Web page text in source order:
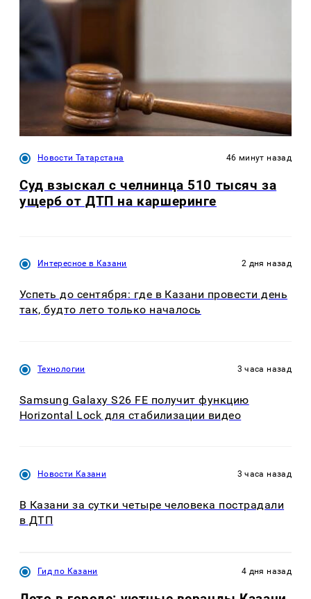
Новости Татарстана 46 минут назад
Суд взыскал с челнинца 510 тысяч за
ущерб от ДТП на каршеринге
Интересное в Казани 2 дня назад
Успеть до сентября: где в Казани провести день
так, будто лето только началось
Технологии 3 часа назад
Samsung Galaxy S26 FE получит функцию
Horizontal Lock для стабилизации видео
Новости Казани 3 часа назад
В Казани за сутки четыре человека пострадали
в ДТП
Гид по Казани 4 дня назад